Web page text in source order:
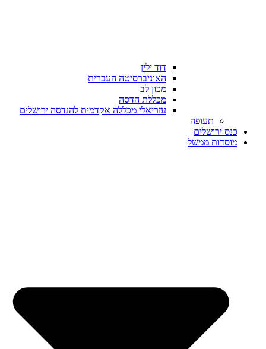
דוד ילין
האוניברסיטה העברית
מכון לב
מכללת הדסה
עזריאלי מכללה אקדמית להנדסה ירושלים
תעופה
כנס ירושלים
מוסדות ממשל